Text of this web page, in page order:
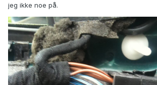
jeg ikke noe på.